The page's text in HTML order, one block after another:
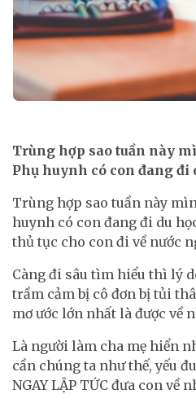
Trùng hợp sao tuần này
Phụ huynh có con đang đi
Trùng hợp sao tuần này
huynh có con đang đi du
thủ tục cho con đi về nước
Càng đi sâu tìm hiểu thì lý
trầm cảm bị cô đơn bị tủi
mơ ước lớn nhất là được về
Là người làm cha mẹ hiển
cần chúng ta như thế, yếu
NGAY LẬP TỨC đưa con về